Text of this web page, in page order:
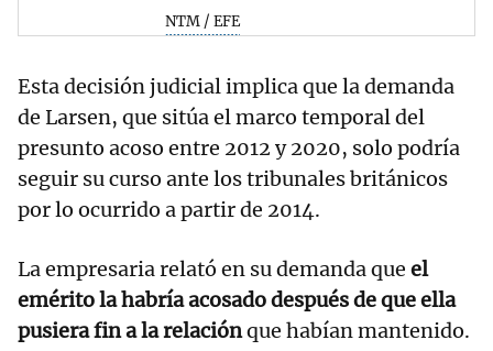
NTM / EFE
Esta decisión judicial implica que la demanda
de Larsen, que sitúa el marco temporal del
presunto acoso entre 2012 y 2020, solo podría
seguir su curso ante los tribunales británicos
por lo ocurrido a partir de 2014.
La empresaria relató en su demanda que el
emérito la habría acosado después de que ella
pusiera fin a la relaciónque habían mantenido.